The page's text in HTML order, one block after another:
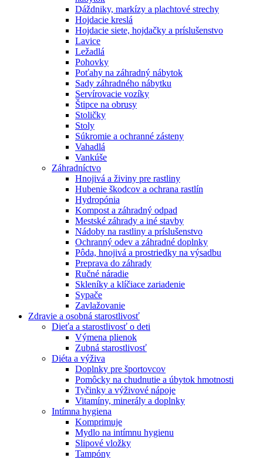
Dáždniky, markízy a plachtové strechy
Hojdacie kreslá
Hojdacie siete, hojdačky a príslušenstvo
Lavice
Ležadlá
Pohovky
Poťahy na záhradný nábytok
Sady záhradného nábytku
Servírovacie vozíky
Štipce na obrusy
Stoličky
Stoly
Súkromie a ochranné zásteny
Vahadlá
Vankúše
Záhradníctvo
Hnojivá a živiny pre rastliny
Hubenie škodcov a ochrana rastlín
Hydropónia
Kompost a záhradný odpad
Mestské záhrady a iné stavby
Nádoby na rastliny a príslušenstvo
Ochranný odev a záhradné doplnky
Pôda, hnojivá a prostriedky na výsadbu
Preprava do záhrady
Ručné náradie
Skleníky a klíčiace zariadenie
Sypače
Zavlažovanie
Zdravie a osobná starostlivosť
Dieťa a starostlivosť o deti
Výmena plienok
Zubná starostlivosť
Diéta a výživa
Doplnky pre športovcov
Pomôcky na chudnutie a úbytok hmotnosti
Tyčinky a výživové nápoje
Vitamíny, minerály a doplnky
Intímna hygiena
Komprimuje
Mydlo na intímnu hygienu
Slipové vložky
Tampóny